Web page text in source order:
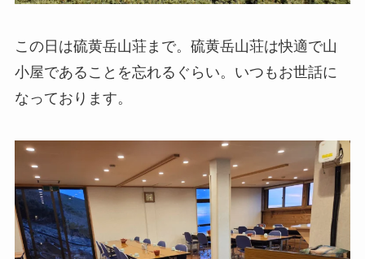
この日は硫黄岳山荘まで。硫黄岳山荘は快適で山
小屋であることを忘れるぐらい。いつもお世話に
なっております。